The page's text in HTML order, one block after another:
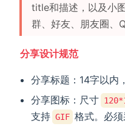
title和描述，以及小
群、好友、朋友圈、
分享设计规范
分享标题：14字以内
分享图标：尺寸
支持 GIF 格式。必